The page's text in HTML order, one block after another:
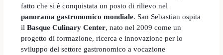
fatto che si è conquistata un posto di rilievo nel
panorama gastronomico mondiale. San Sebastian ospita
ilBasque Culinary Center, nato nel 2009 come un
progetto di formazione, ricerca e innovazione per lo
sviluppo del settore gastronomico a vocazione